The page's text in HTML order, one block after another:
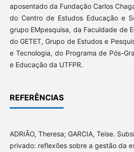
aposentado da Fundação Carlos
do Centro de Estudos Educação e
grupo EMpesquisa, da Faculdade de
do GETET, Grupo de Estudos e
e Tecnologia, do Programa de Pós-
e Educação da UTFPR.
REFERÊNCIAS
ADRIÃO, Theresa; GARCIA, Teise.
privado: reflexões sobre a gestão da